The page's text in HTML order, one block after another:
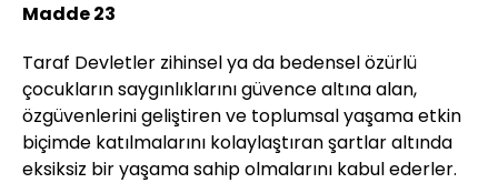
Madde 23
Taraf Devletler zihinsel ya da bedensel özürlü
çocukların saygınlıklarını güvence altına alan,
özgüvenlerini geliştiren ve toplumsal yaşama etkin
biçimde katılmalarını kolaylaştıran şartlar altında
eksiksiz bir yaşama sahip olmalarını kabul ederler.